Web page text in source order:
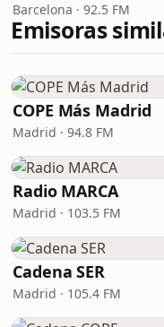
Barcelona · 92.5 FM
Emisoras
COPE Más Madrid
Madrid · 94.8 FM
Radio MARCA
Madrid · 103.5 FM
Cadena SER
Madrid · 105.4 FM